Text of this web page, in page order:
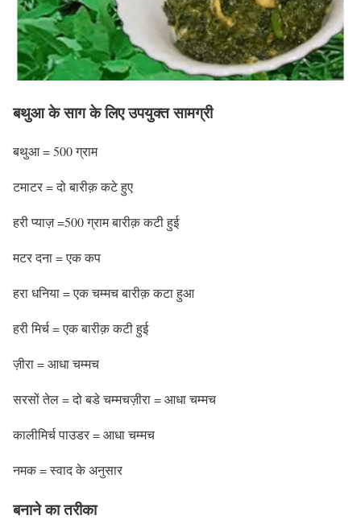
बथुआ के साग के लिए उपयुक्त सामग्री
बथुआ = 500 ग्राम
टमाटर = दो बारीक़ कटे हुए
हरी प्याज़ =500 ग्राम बारीक़ कटी हुई
मटर दना = एक कप
हरा धनिया = एक चम्मच बारीक़ कटा हुआ
हरी मिर्च = एक बारीक़ कटी हुई
ज़ीरा = आधा चम्मच
सरसों तेल = दो बडे चम्मचज़ीरा = आधा चम्मच
कालीमिर्च पाउडर = आधा चम्मच
नमक = स्वाद के अनुसार
बनाने का तरीका